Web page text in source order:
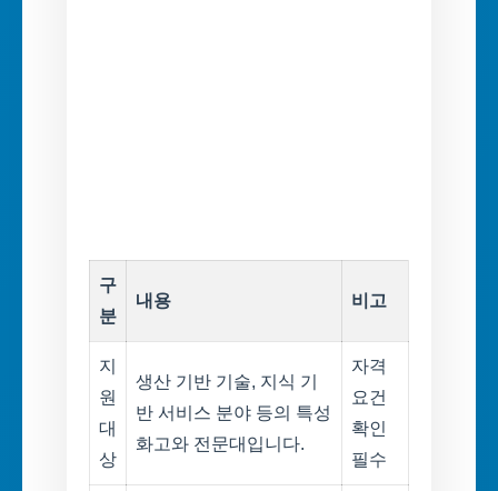
구
분
내용 비고
지
원
대
상
생산 기반 기술, 지식 기
반 서비스 분야 등의 특성
화고와 전문대입니다.
자격
요건
확인
필수